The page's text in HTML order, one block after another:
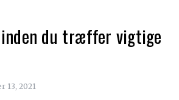
du træffer vigtige
13, 2021